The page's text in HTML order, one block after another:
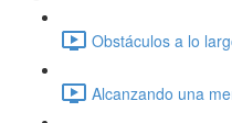
Obstáculos a lo
Alcanzando una